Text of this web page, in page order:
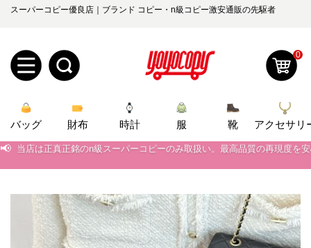
スーパーコピー優良店｜ブランド コピー・n級コピー激安通販の先駆者
規
ユ
ロ
グ
0
バッグ 財布 時計 服 靴 アクセサリ
📢 当店は正真正銘のn級スーパーコピーのみ取扱い。最高品質の再現度を
当店は正真正銘のn級スーパーコピーのみ取扱い。最高品質の再現度を
2026春の新作続々更新中！期間中のご注文でお得な割引をご利用いただ